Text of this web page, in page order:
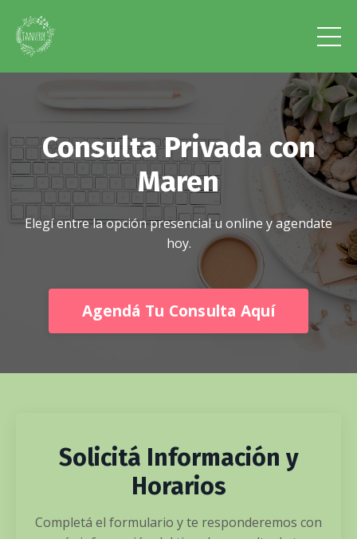
Consulta Privada con
Maren
Elegí entre la opción presencial u online y agendate
hoy.
Agendá Tu Consulta Aquí
Solicitá Información y
Horarios
Completá el formulario y te responderemos con